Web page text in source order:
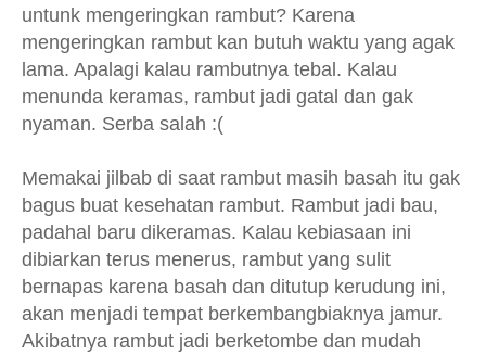
untunk mengeringkan rambut? Karena
mengeringkan rambut kan butuh waktu yang agak
lama. Apalagi kalau rambutnya tebal. Kalau
menunda keramas, rambut jadi gatal dan gak
nyaman. Serba salah :(
Memakai jilbab di saat rambut masih basah itu gak
bagus buat kesehatan rambut. Rambut jadi bau,
padahal baru dikeramas. Kalau kebiasaan ini
dibiarkan terus menerus, rambut yang sulit
bernapas karena basah dan ditutup kerudung ini,
akan menjadi tempat berkembangbiaknya jamur.
Akibatnya rambut jadi berketombe dan mudah